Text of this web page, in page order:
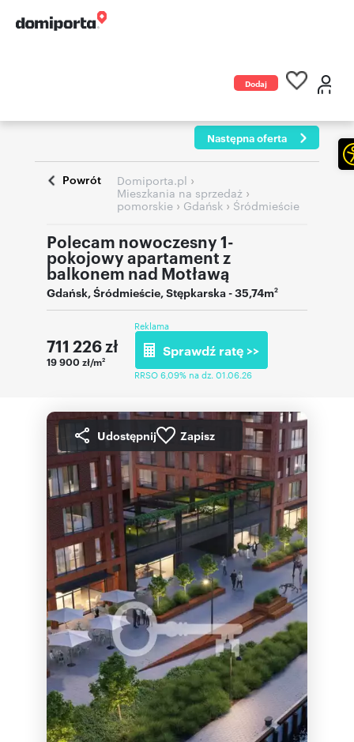
Dodaj
Następna oferta
Powrót Domiporta.pl ›
Mieszkania na sprzedaż ›
pomorskie › Gdańsk › Śródmieście
Polecam nowoczesny 1-
pokojowy apartament z
balkonem nad Motławą
Gdańsk,Śródmieście,Stępkarska- 35,74m2
711 226zł
19 900 zł/m2
Reklama
Sprawdź ratę >>
RRSO 6,09% na dz. 01.06.26
Udostępnij Zapisz